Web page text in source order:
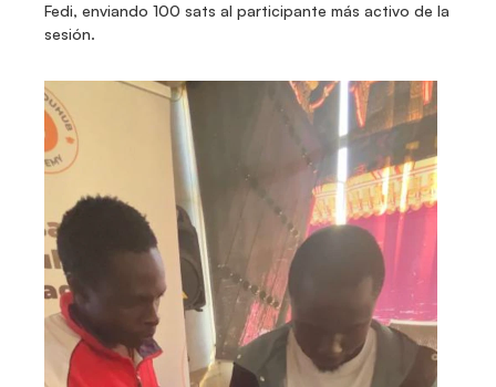
Fedi, enviando 100 sats al participante más activo de la
sesión.